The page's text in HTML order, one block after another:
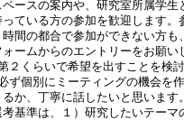
ースの案内や、研究室所属学生
ている方の参加を歓迎します。
間の都合で参加ができない方
ームからのエントリーをお願い
２くらいで希望を出すことを検
ず個別にミーティングの機会を
か、丁寧に話したいと思います
基準は、１）研究したいテー